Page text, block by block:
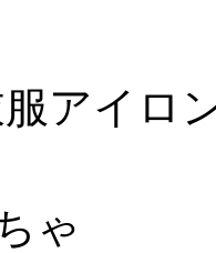
アイロ
ゃ